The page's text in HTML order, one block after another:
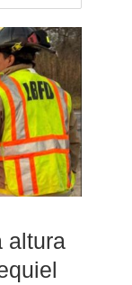
altura